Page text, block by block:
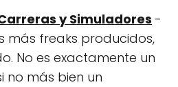
y Simuladores -
más freaks producidos,
No es exactamente un
no más bien un